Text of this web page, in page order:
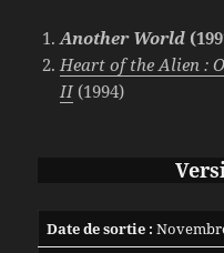
Another World
Heart of the Alien :
II(1994)
Date de sortie :